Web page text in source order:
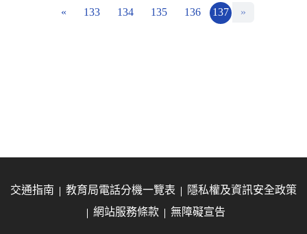
« 133 134 135 136 137 »
交通指南 教育局電話分機一覽表
隱私權及資訊安全政策
網站服務條款
無障礙宣告